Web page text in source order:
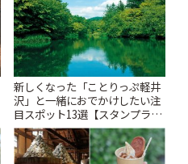
新しくなった「ことりっぷ軽井
沢」と一緒におでかけしたい注
目スポット13選【スタンプラリ
ー開催中】 | ことりっぷ